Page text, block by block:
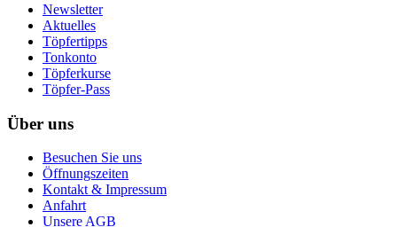
Newsletter
Aktuelles
Töpfertipps
Tonkonto
Töpferkurse
Töpfer-Pass
Über uns
Besuchen Sie uns
Öffnungszeiten
Kontakt & Impressum
Anfahrt
Unsere AGB